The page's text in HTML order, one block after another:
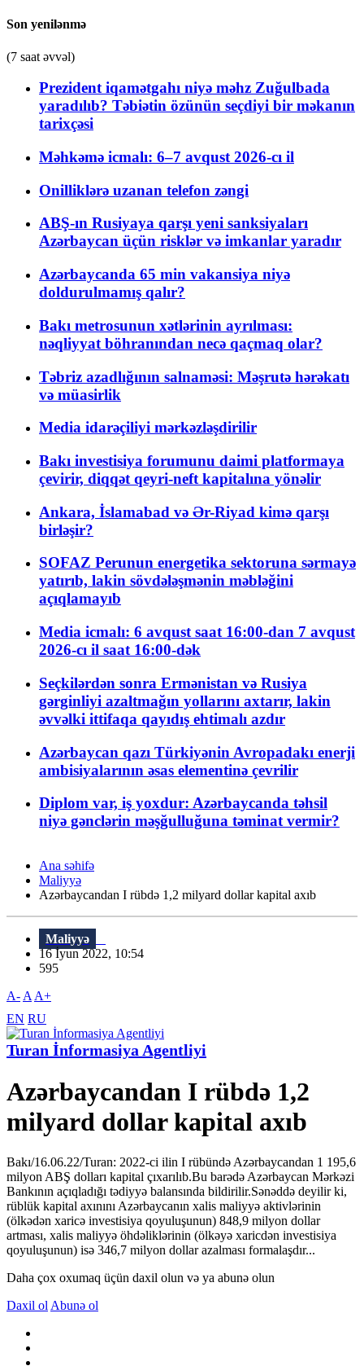
Son yenilənmə
(7 saat əvvəl)
Prezident iqamətgahı niyə məhz Zuğulbada
yaradılıb? Təbiətin özünün seçdiyi bir məkanın
tarixçəsi
Məhkəmə icmalı: 6–7 avqust 2026-cı il
Onilliklərə uzanan telefon zəngi
ABŞ-ın Rusiyaya qarşı yeni sanksiyaları
Azərbaycan üçün risklər və imkanlar yaradır
Azərbaycanda 65 min vakansiya niyə
doldurulmamış qalır?
Bakı metrosunun xətlərinin ayrılması:
nəqliyyat böhranından necə qaçmaq olar?
Təbriz azadlığının salnaməsi: Məşrutə hərəkatı
və müasirlik
Media idarəçiliyi mərkəzləşdirilir
Bakı investisiya forumunu daimi platformaya
çevirir, diqqət qeyri-neft kapitalına yönəlir
Ankara, İslamabad və Ər-Riyad kimə qarşı
birləşir?
SOFAZ Perunun energetika sektoruna sərmayə
yatırıb, lakin sövdələşmənin məbləğini
açıqlamayıb
Media icmalı: 6 avqust saat 16:00-dan 7 avqust
2026-cı il saat 16:00-dək
Seçkilərdən sonra Ermənistan və Rusiya
gərginliyi azaltmağın yollarını axtarır, lakin
əvvəlki ittifaqa qayıdış ehtimalı azdır
Azərbaycan qazı Türkiyənin Avropadakı enerji
ambisiyalarının əsas elementinə çevrilir
Diplom var, iş yoxdur: Azərbaycanda təhsil
niyə gənclərin məşğulluğuna təminat vermir?
Ana səhifə
Maliyyə
Azərbaycandan I rübdə 1,2 milyard dollar kapital axıb
Maliyyə
16 İyun 2022, 10:54
595
A- A A+
EN RU
Turan İnformasiya Agentliyi
Azərbaycandan I rübdə 1,2
milyard dollar kapital axıb
Bakı/16.06.22/Turan: 2022-ci ilin I rübündə Azərbaycandan 1 195,6
milyon ABŞ dolları kapital çıxarılıb.Bu barədə Azərbaycan Mərkəzi
Bankının açıqladığı tədiyyə balansında bildirilir.Sənəddə deyilir ki,
rüblük kapital axınını Azərbaycanın xalis maliyyə aktivlərinin
(ölkədən xaricə investisiya qoyuluşunun) 848,9 milyon dollar
artması, xalis maliyyə öhdəliklərinin (ölkəyə xaricdən investisiya
qoyuluşunun) isə 346,7 milyon dollar azalması formalaşdır...
Daha çox oxumaq üçün daxil olun və ya abunə olun
Daxil ol Abunə ol